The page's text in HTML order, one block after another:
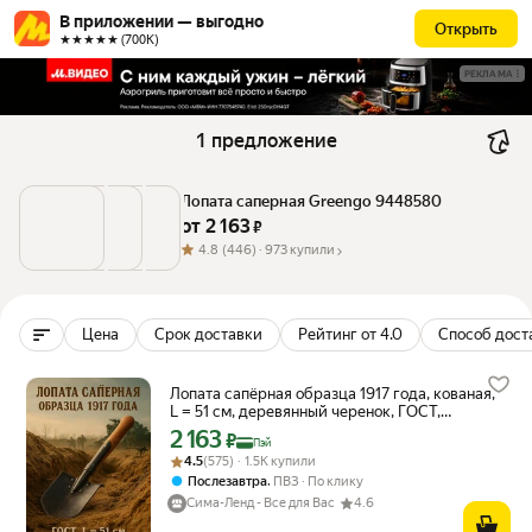
В приложении — выгодно
★★★★★ (700К)
Открыть
РЕКЛАМА
1 предложение
Лопата саперная Greengo 9448580
от 2 163 ₽
4.8 (446) · 973 купили
Цена Срок доставки Рейтинг от 4.0 Способ
Лопата сапёрная образца 1917 года, кованая,
L = 51 см, деревянный черенок, ГОСТ,
Greengo
Цена с картой Яндекс Пэй 2163 ₽ вместо
2 163₽ Пэй
Рейтинг товара: 4.5 из 5
Оценок: (575) · 1.5K купили
4.5(575) · 1.5K купили
Послезавтра, ПВЗ
По клику
Сима-Ленд - Все для Вас
4.6